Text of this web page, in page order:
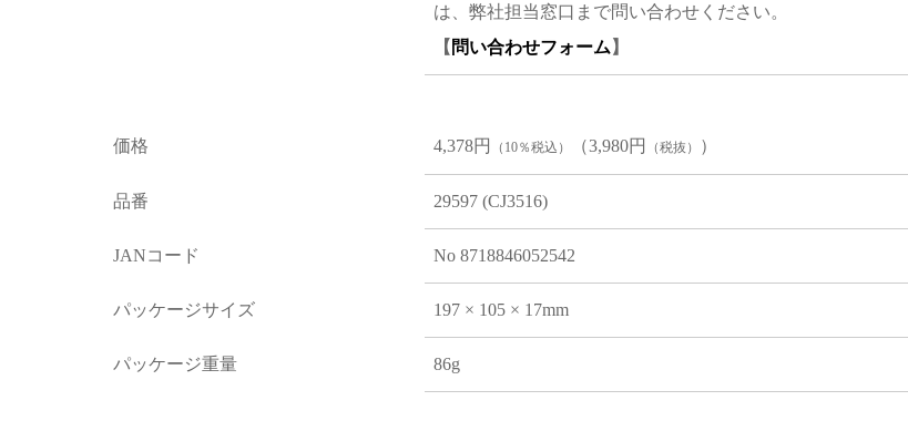
は、弊社担当窓口まで問い合わせください。
【 問い合わせフォーム 】
価格 4,378円 （10％税込） （3,980円 （税抜） ）
品番 29597 (CJ3516)
JANコード No 8718846052542
パッケージサイズ 197 × 105 × 17mm
パッケージ重量 86g